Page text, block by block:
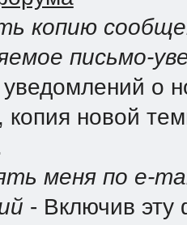
копию
письмо-
о
новой
меня по e-
- Включив